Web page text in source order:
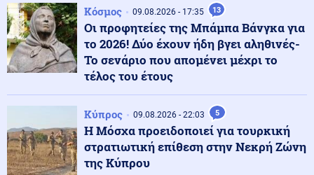
ελληνοβουλγαρικών συνόρων
Κοινωνία 10.08.2026 - 11:34
Ελούντα: Στο νοσοκομείο 15χρονος εξαιτίας μέθης σε
γλέντι – Χειροπέδες στον πατέρα
Κοινωνία 10.08.2026 - 11:21
33χρονος εγκλωβίστηκε μόνος του σε βράχο 20
μέτρων στη θάλασσα της Μήλου – Μεγάλη επιχείρηση
για τον απεγκλωβισμό του
Κόσμος 09.08.2026 - 17:35 13
Οι προφητείες της Μπάμπα Βάνγκα για
το 2026! Δύο έχουν ήδη βγει αληθινές-
Το σενάριο που απομένει μέχρι το
τέλος του έτους
Κύπρος 09.08.2026 - 22:03 5
Η Μόσχα προειδοποιεί για τουρκική
στρατιωτική επίθεση στην Νεκρή Ζώνη
της Κύπρου